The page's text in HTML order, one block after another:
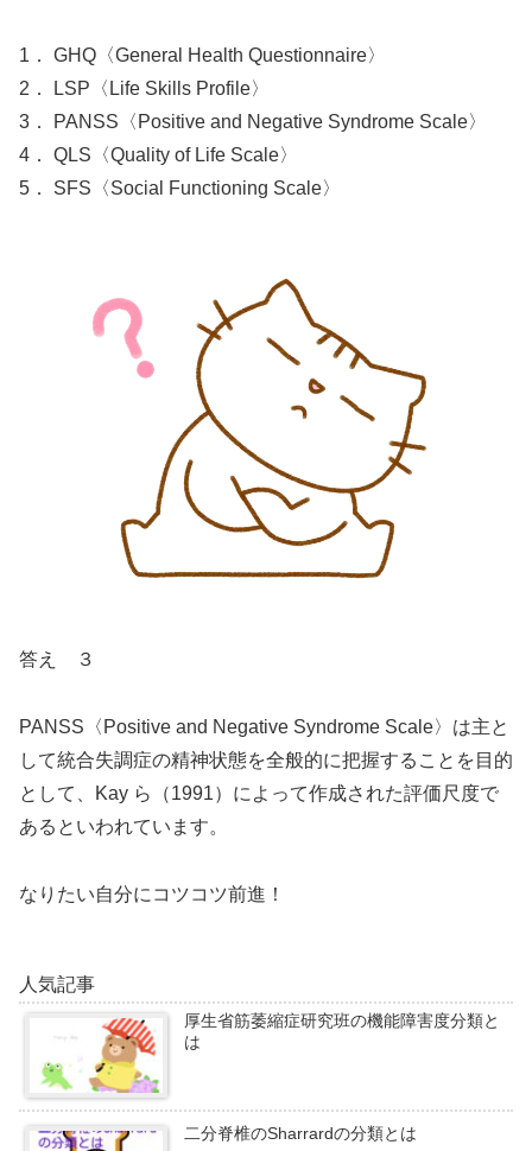
1． GHQ〈General Health Questionnaire〉
2． LSP〈Life Skills Profile〉
3． PANSS〈Positive and Negative Syndrome Scale〉
4． QLS〈Quality of Life Scale〉
5． SFS〈Social Functioning Scale〉
答え ３
PANSS〈Positive and Negative Syndrome Scale〉は主と
して統合失調症の精神状態を全般的に把握することを目的
として、Kay ら（1991）によって作成された評価尺度で
あるといわれています。
なりたい自分にコツコツ前進！
人気記事
厚生省筋萎縮症研究班の機能障害度分類と
は
二分脊椎のSharrardの分類とは